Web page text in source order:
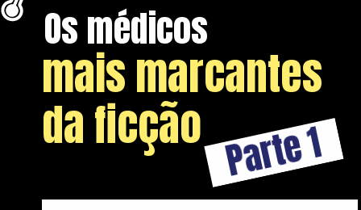
Os médicos
Parte 1
mais marcantes
da ficção